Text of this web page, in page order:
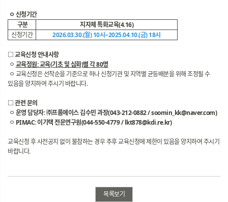
ㅇ 신청기간
구분
지자체 특화교육(4.16)
신청기간
2026.03.30.(월) 10시~2025.04.10.(금) 18시
□ 교육신청 안내사항
ㅇ 교육정원: 교육(기초 및 심화)별 각 80명
ㅇ 교육신청은 선착순을 기준으로 하나 신청기관 및 지역별 균등배분을 위해 조정될 수
있음을 양지하여 주시기 바랍니다.
□ 관련 문의
ㅇ 운영 담당자: ㈜프롬에이스 김수민 과장(043-212-0882 / soomin_kk@naver.com)
ㅇ PIMAC: 이기택 전문연구원(044-550-4779 / lkt878@kdi.re.kr)
교육신청 후 사전공지 없이 불참하는 경우 추후 교육신청에 제한이 있음을 양지하여 주시기
바랍니다.
목록보기